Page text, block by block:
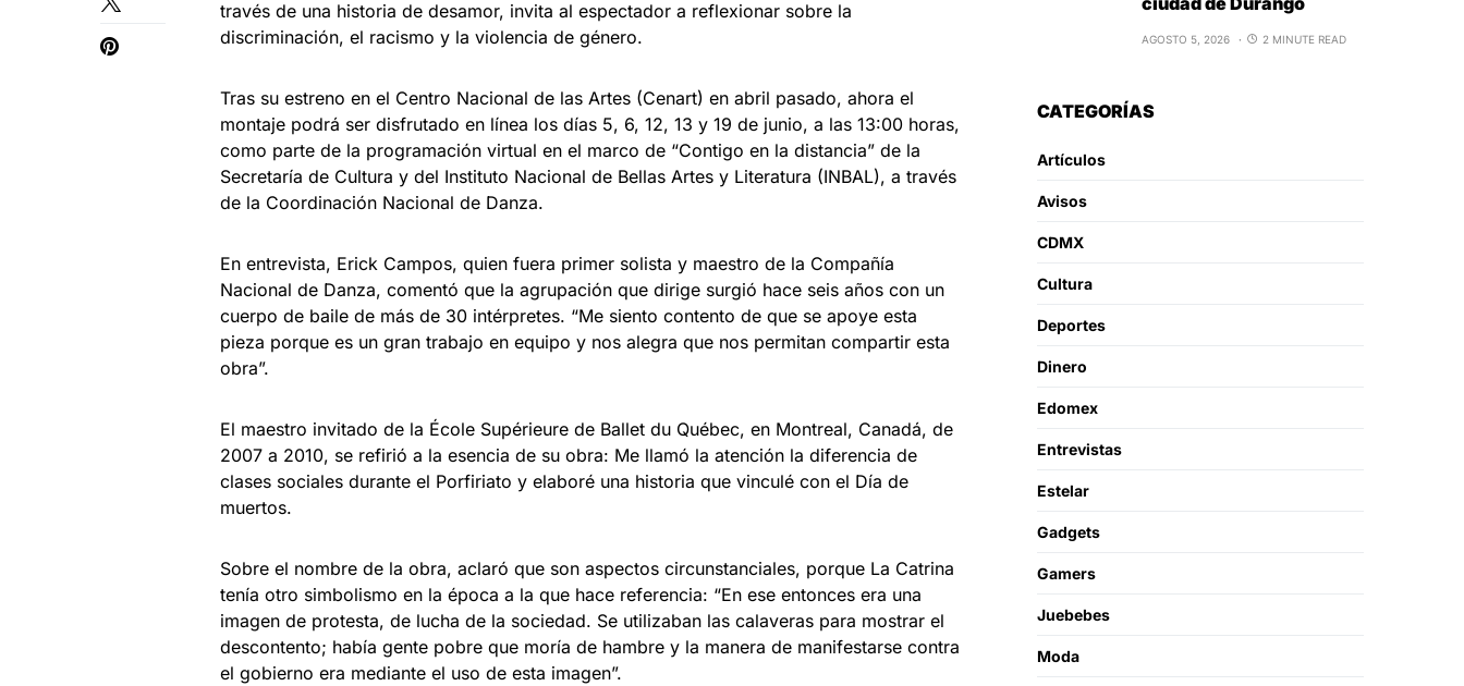
través de una historia de desamor, invita al espectador a reflexionar sobre la
discriminación, el racismo y la violencia de género.
Tras su estreno en el Centro Nacional de las Artes (Cenart) en abril pasado, ahora el
montaje podrá ser disfrutado en línea los días 5, 6, 12, 13 y 19 de junio, a las 13:00 horas,
como parte de la programación virtual en el marco de “Contigo en la distancia” de la
Secretaría de Cultura y del Instituto Nacional de Bellas Artes y Literatura (INBAL), a través
de la Coordinación Nacional de Danza.
En entrevista, Erick Campos, quien fuera primer solista y maestro de la Compañía
Nacional de Danza, comentó que la agrupación que dirige surgió hace seis años con un
cuerpo de baile de más de 30 intérpretes. “Me siento contento de que se apoye esta
pieza porque es un gran trabajo en equipo y nos alegra que nos permitan compartir esta
obra”.
El maestro invitado de la École Supérieure de Ballet du Québec, en Montreal, Canadá, de
2007 a 2010, se refirió a la esencia de su obra: Me llamó la atención la diferencia de
clases sociales durante el Porfiriato y elaboré una historia que vinculé con el Día de
muertos.
Sobre el nombre de la obra, aclaró que son aspectos circunstanciales, porque La Catrina
tenía otro simbolismo en la época a la que hace referencia: “En ese entonces era una
imagen de protesta, de lucha de la sociedad. Se utilizaban las calaveras para mostrar el
descontento; había gente pobre que moría de hambre y la manera de manifestarse contra
el gobierno era mediante el uso de esta imagen”.
AGOSTO 5, 2026 2 MINUTE READ
CATEGORÍAS
Artículos
Avisos
CDMX
Cultura
Deportes
Dinero
Edomex
Entrevistas
Estelar
Gadgets
Gamers
Juebebes
Moda